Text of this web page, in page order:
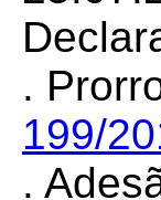
.
199/
.